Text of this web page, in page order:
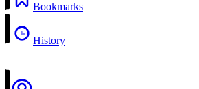
Bookmarks
History